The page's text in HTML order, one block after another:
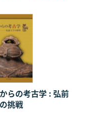
らの考古学 : 弘前
挑戦